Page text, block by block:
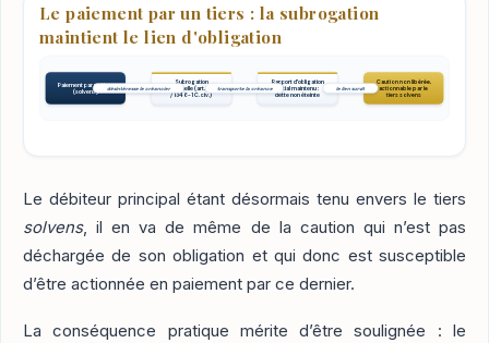
Le paiement par un tiers : la subrogation
maintient le lien d'obligation
Paiement par un tiers
(solvens)
Subrogation
personnelle (art. 1346
/ 1346-1 C. civ.)
Rapport d'obligation
initial maintenu :
dette non éteinte
Caution non libérée,
actionnable par le
tiers solvens
désintéresse le créancier transporte la créance le lien survit
Le débiteur principal étant désormais tenu envers le tiers
solvens, il en va de même de la caution qui n’est pas
déchargée de son obligation et qui donc est susceptible
d’être actionnée en paiement par ce dernier.
La conséquence pratique mérite d’être soulignée : le